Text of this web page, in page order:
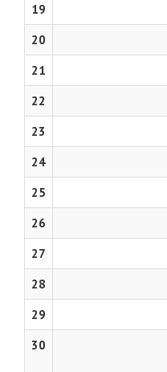
19
20
21
22
23
24
25
26
27
28
29
30